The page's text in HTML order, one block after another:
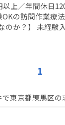
以上／年間休日
の訪問作業療
のか？】 未経験
1
東京都練馬区の